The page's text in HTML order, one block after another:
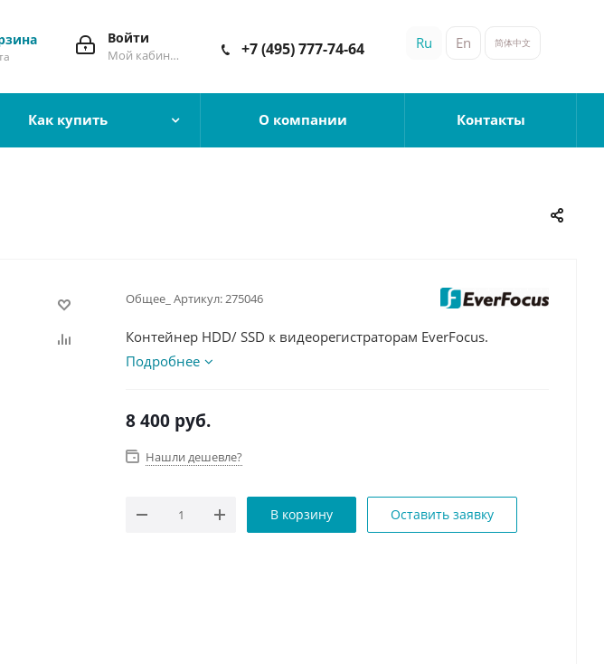
Войти
Мой кабинет +7 (495) 777-74-64 Ru En 简体中文
Как купить О компании Контакты
Общее_ Артикул: 275046
Контейнер HDD/ SSD к видеорегистраторам EverFocus.
Подробнее
8 400 руб.
Нашли дешевле?
В корзину Оставить заявку